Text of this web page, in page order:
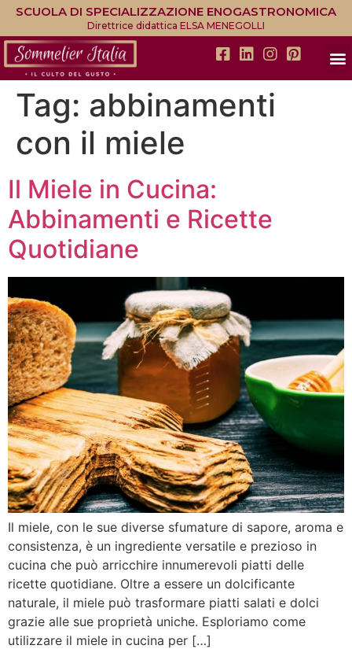
SCUOLA DI SPECIALIZZAZIONE ENOGASTRONOMICA
Direttrice didattica ELSA MENEGOLLI
Tag: abbinamenti
con il miele
Il Miele in Cucina:
Abbinamenti e Ricette
Quotidiane
Il miele, con le sue diverse sfumature di sapore, aroma e
consistenza, è un ingrediente versatile e prezioso in
cucina che può arricchire innumerevoli piatti delle
ricette quotidiane. Oltre a essere un dolcificante
naturale, il miele può trasformare piatti salati e dolci
grazie alle sue proprietà uniche. Esploriamo come
utilizzare il miele in cucina per […]